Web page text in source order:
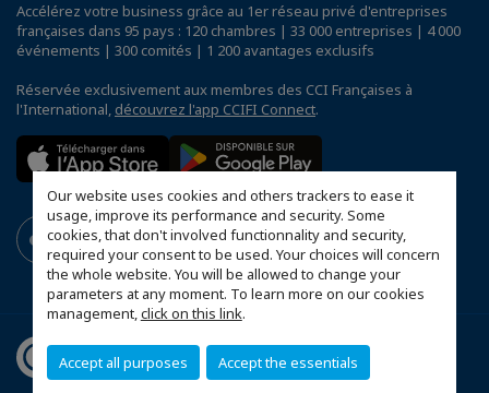
Our website uses cookies and others trackers to ease it
usage, improve its performance and security. Some
cookies, that don't involved functionnality and security,
required your consent to be used. Your choices will concern
the whole website. You will be allowed to change your
parameters at any moment. To learn more on our cookies
management,click on this link.
Accept all purposes Accept the essentials
Accélérez votre business grâce au 1er réseau privé d'entreprises
françaises dans 95 pays : 120 chambres | 33 000 entreprises | 4 000
événements | 300 comités | 1 200 avantages exclusifs
Réservée exclusivement aux membres des CCI Françaises à
l'International, découvrez l'app CCIFI Connect.